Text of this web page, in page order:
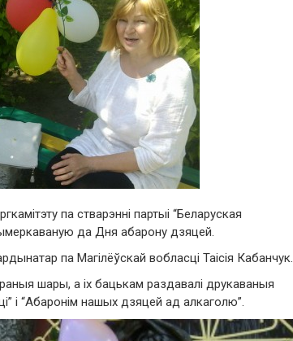
па стварэнні партыі “Беларуская
да Дня абарону дзяцей.
па Магілёўскай вобласці Таісія Кабанчук.
шары, а іх бацькам раздавалi друкаваныя
і “Абаронім нашых дзяцей ад алкаголю”.